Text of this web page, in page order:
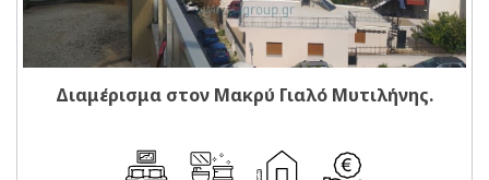
Διαμέρισμα στον Μακρύ Γιαλό Μυτιλήνης.